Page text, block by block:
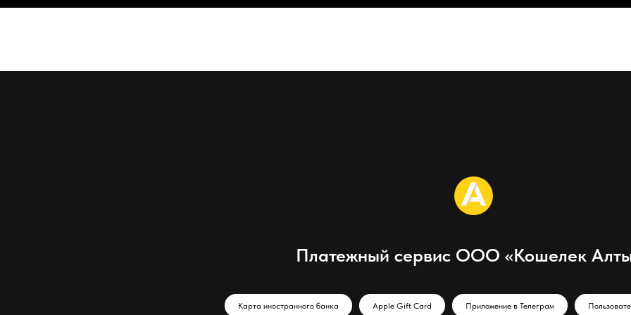
Платежный сервис ООО «Кошелек
Карта иностранного банка Apple Gift Card Приложение в Телеграм